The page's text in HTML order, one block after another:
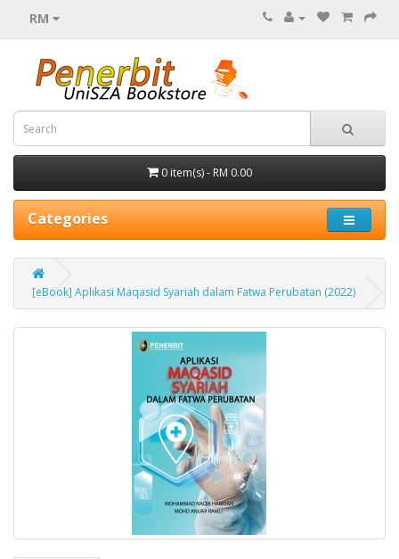
RM
0 item(s) - RM 0.00
Categories
[eBook] Aplikasi Maqasid Syariah dalam Fatwa Perubatan (2022)